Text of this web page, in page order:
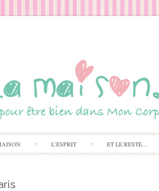
L’ESPRIT ET LE RESTE…